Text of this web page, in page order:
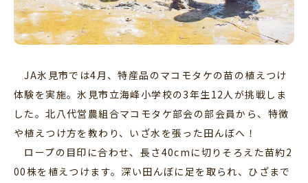
JA氷見市では4月、特産品のマコモタケの苗の植えつけ
体験を実施。氷見市立海峰小学校の3年生12人が挑戦しま
した。北八代営農組合マコモタケ部会の部会員から、特徴
や植えつけ方を教わり、いざ水を張った田んぼへ！
ロープの目印に合わせ、長さ40cmに切りそろえた苗約2
00株を植えつけます。深い田んぼに足を取られ、ひざまで